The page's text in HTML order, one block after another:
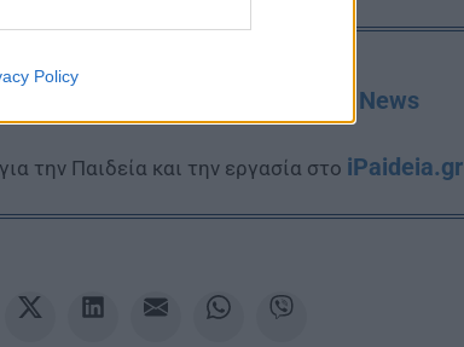
Policy
το iPaideia.gr στο Google News
για την Παιδεία και την εργασία στο iPaideia.gr